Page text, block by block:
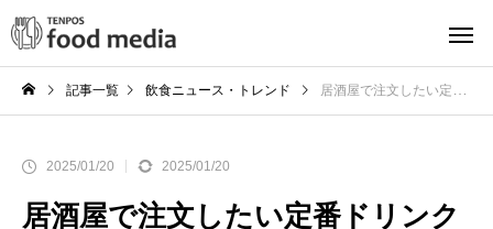
記事一覧 飲食ニュース・トレンド 居酒屋で注文したい定番ドリンク人気ランキングトップ10！
2025/01/20 2025/01/20
居酒屋で注文したい定番ドリンク